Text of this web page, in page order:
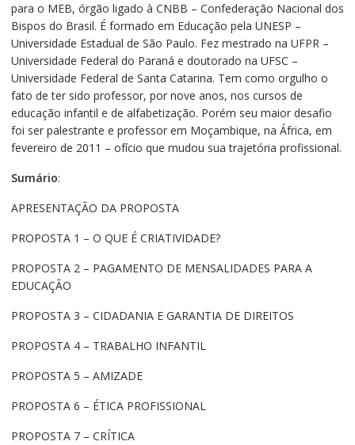
para o MEB, órgão ligado à CNBB – Confederação Nacional dos
Bispos do Brasil. É formado em Educação pela UNESP –
Universidade Estadual de São Paulo. Fez mestrado na UFPR –
Universidade Federal do Paraná e doutorado na UFSC –
Universidade Federal de Santa Catarina. Tem como orgulho o
fato de ter sido professor, por nove anos, nos cursos de
educação infantil e de alfabetização. Porém seu maior desafio
foi ser palestrante e professor em Moçambique, na África, em
fevereiro de 2011 – ofício que mudou sua trajetória profissional.
Sumário:
APRESENTAÇÃO DA PROPOSTA
PROPOSTA 1 – O QUE É CRIATIVIDADE?
PROPOSTA 2 – PAGAMENTO DE MENSALIDADES PARA A
EDUCAÇÃO
PROPOSTA 3 – CIDADANIA E GARANTIA DE DIREITOS
PROPOSTA 4 – TRABALHO INFANTIL
PROPOSTA 5 – AMIZADE
PROPOSTA 6 – ÉTICA PROFISSIONAL
PROPOSTA 7 – CRÍTICA